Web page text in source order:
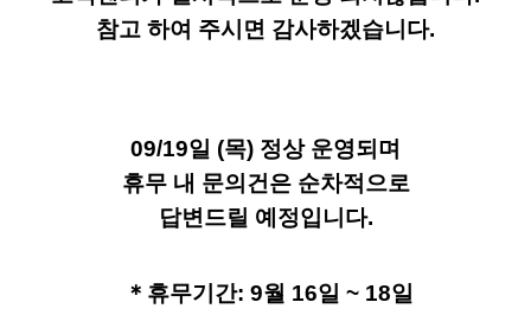
참고 하여 주시면 감사하겠습니다.
09/19일 (목) 정상 운영되며
휴무 내 문의건은 순차적으로
답변드릴 예정입니다.
＊휴무기간: 9월 16일 ~ 18일